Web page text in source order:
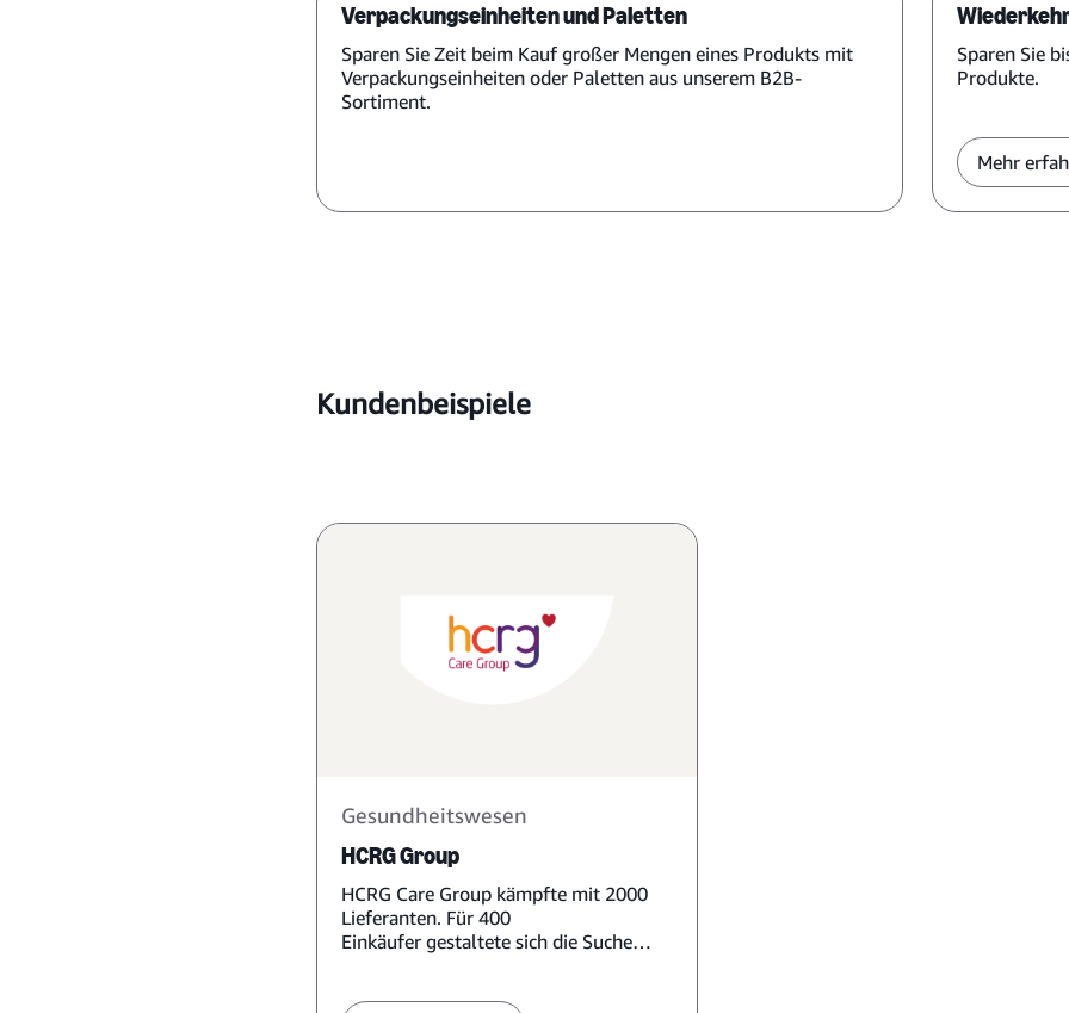
Verpackungseinheiten und Paletten
Sparen Sie Zeit beim Kauf großer Mengen eines Produkts mit
Verpackungseinheiten oder Paletten aus unserem B2B-
Sortiment.
Sparen Sie
Produkte.
Mehr
Kundenbeispiele
Gesundheitswesen
HCRG Group
HCRG Care Group kämpfte mit 2000
Lieferanten. Für 400
Einkäufer gestaltete sich die Suche